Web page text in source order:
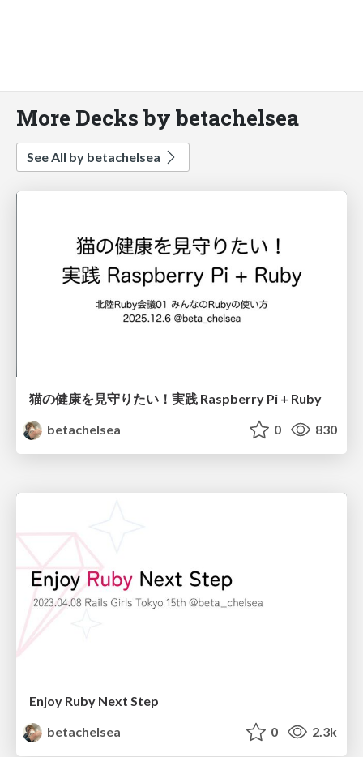
More Decks by betachelsea
See All by betachelsea
猫の健康を見守りたい！実践 Raspberry Pi + Ruby
betachelsea
0 830
Enjoy Ruby Next Step
betachelsea
0 2.3k